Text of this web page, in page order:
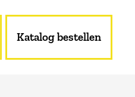
Katalog bestellen